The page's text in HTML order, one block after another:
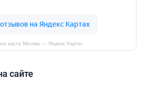
карте Москвы — Яндекс Карты
сайте